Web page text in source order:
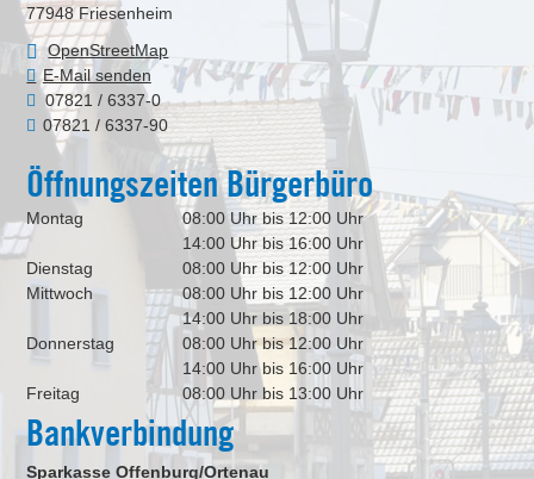
77948 Friesenheim
OpenStreetMap
E-Mail senden
07821 / 6337-0
07821 / 6337-90
Öffnungszeiten Bürgerbüro
Montag
08:00 Uhr bis 12:00 Uhr
14:00 Uhr bis 16:00 Uhr
Dienstag
08:00 Uhr bis 12:00 Uhr
Mittwoch
08:00 Uhr bis 12:00 Uhr
14:00 Uhr bis 18:00 Uhr
Donnerstag
08:00 Uhr bis 12:00 Uhr
14:00 Uhr bis 16:00 Uhr
Freitag
08:00 Uhr bis 13:00 Uhr
Bankverbindung
Sparkasse Offenburg/Ortenau